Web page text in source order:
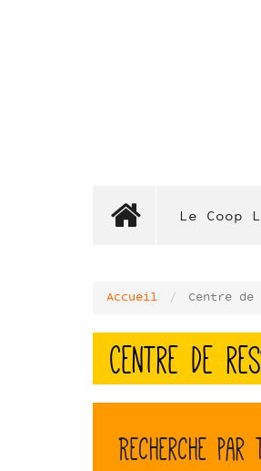
Le Coop
Accueil Centre de
Centre de
Recherche par